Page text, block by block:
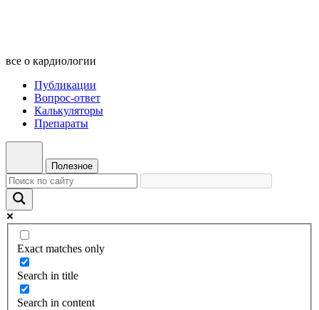
все о кардиологии
Публикации
Вопрос-ответ
Калькуляторы
Препараты
Полезное
Exact matches only
Search in title
Search in content